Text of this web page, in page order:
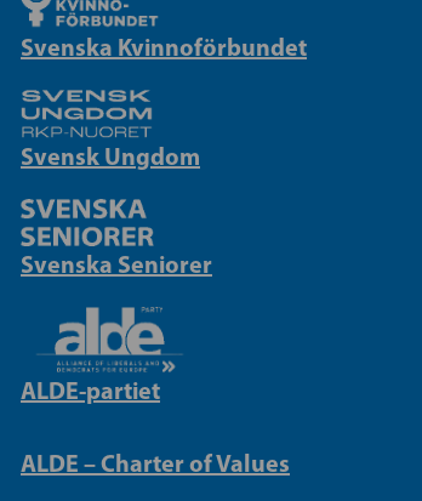
Svenska Kvinnoförbundet
Svensk Ungdom
Svenska Seniorer
ALDE-partiet
ALDE – Charter of Values